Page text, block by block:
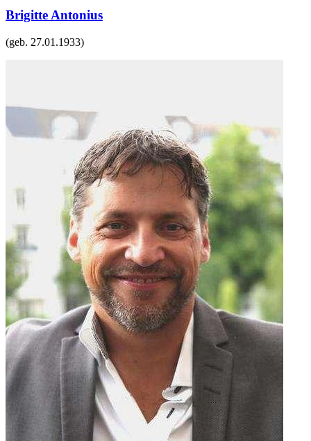
Brigitte Antonius
(geb. 27.01.1933)